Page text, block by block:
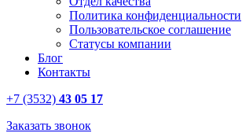
Политика конфиденциальности
Пользовательское соглашение
Статусы компании
Блог
Контакты
+7 (3532) 43 05 17
Заказать звонок